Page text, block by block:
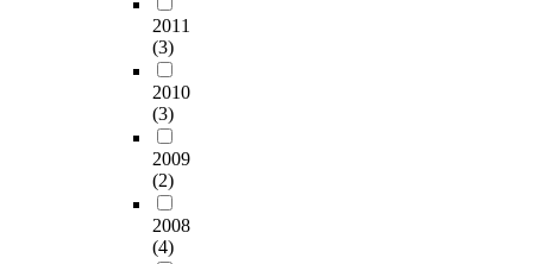
2011
(3)
2010
(3)
2009
(2)
2008
(4)